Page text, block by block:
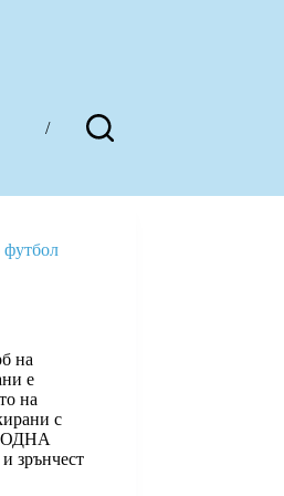
/
футбол
на
е
на
с
зрънчест